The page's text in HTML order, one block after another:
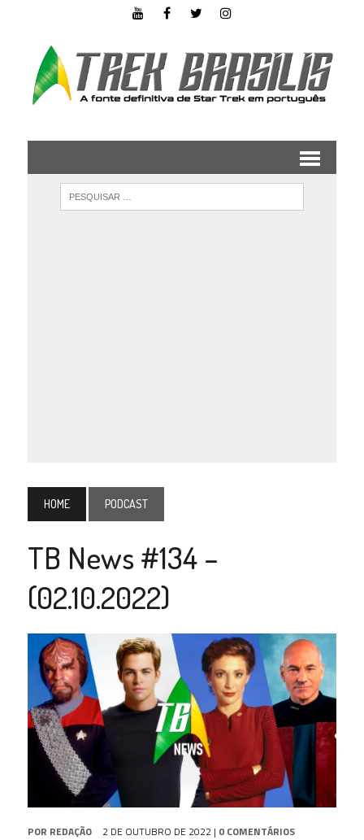
HOME PODCAST
TB News #134 –
(02.10.2022)
POR REDAÇÃO 2 DE OUTUBRO DE 2022 | 0 COMENTÁRIOS